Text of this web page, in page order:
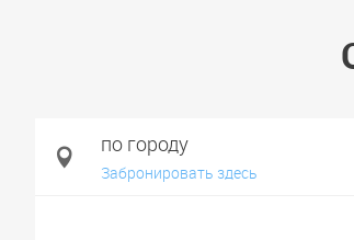
по городу
Забронировать здесь